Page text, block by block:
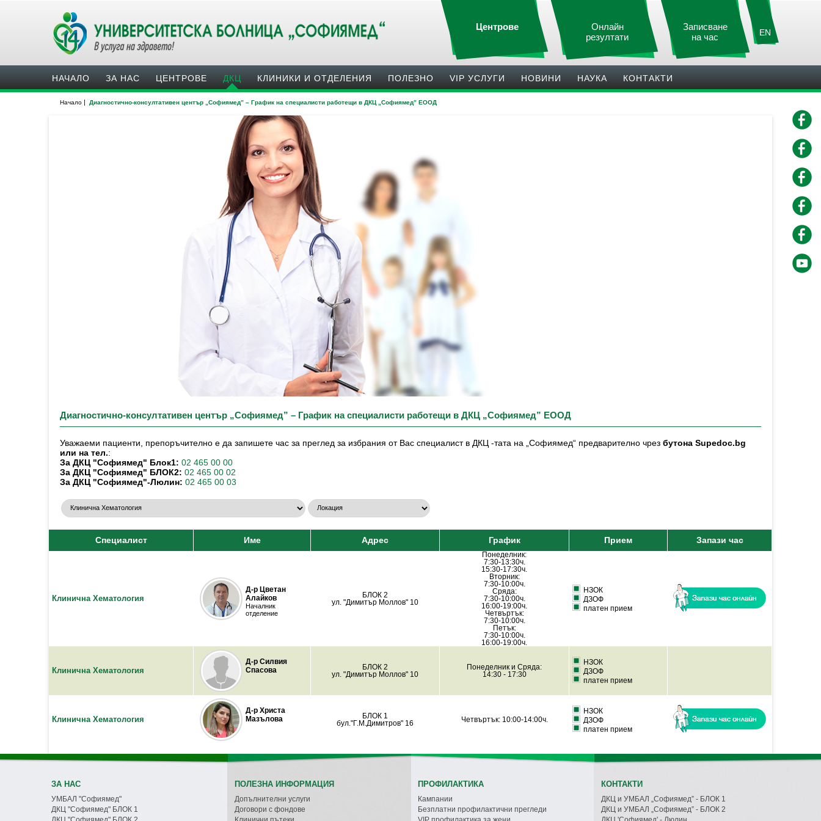
EN
Записване
на час
Онлайн
резултати
Центрове
НАЧАЛО ЗА НАС ЦЕНТРОВЕ ДКЦ КЛИНИКИ И ОТДЕЛЕНИЯ ПОЛЕЗНO VIP УСЛУГИ НОВИНИ НАУКА КОНТАКТИ
Начало | Диагностично-консултативен център „Софиямед” – График на специалисти работещи в ДКЦ „Софиямед” ЕООД
Диагностично-консултативен център „Софиямед” – График на специалисти работещи в ДКЦ „Софиямед” ЕООД
Уважаеми пациенти, препоръчително е да запишете час за преглед за избрания от Вас специалист в ДКЦ -тата на „Софиямед“ предварително чрез бутона Supedoc.bg
или на тел.:
За ДКЦ "Софиямед" Блок1: 02 465 00 00
За ДКЦ "Софиямед" БЛОК2: 02 465 00 02
За ДКЦ "Софиямед"-Люлин: 02 465 00 03
Специалист Име Адрес График Прием Запази час
Клинична Хематология
Д-р Цветан
Алайков
Началник
отделение
БЛОК 2
ул. "Димитър Моллов" 10
Понеделник:
7:30-13:30ч.
15:30-17:30ч.
Вторник:
7:30-10:00ч.
Сряда:
7:30-10:00ч.
16:00-19:00ч.
Четвъртък:
7:30-10:00ч.
Петък:
7:30-10:00ч.
16:00-19:00ч.
НЗОК
ДЗОФ
платен прием
Клинична Хематология
Д-р Силвия
Спасова
БЛОК 2
ул. "Димитър Моллов" 10
Понеделник и Сряда:
14:30 - 17:30
НЗОК
ДЗОФ
платен прием
Клинична Хематология
Д-р Христа
Мазълова
БЛОК 1
бул."Г.М.Димитров" 16
Четвъртък: 10:00-14:00ч.
НЗОК
ДЗОФ
платен прием
ЗА НАС
УМБАЛ "Софиямед"
ДКЦ "Софиямед" БЛОК 1
ПОЛЕЗНА ИНФОРМАЦИЯ
Допълнителни услуги
Договори с фондове
ПРОФИЛАКТИКА
Кампании
Безплатни профилактични прегледи
КОНТАКТИ
ДКЦ и УМБАЛ „Софиямед” - БЛОК 1
ДКЦ и УМБАЛ „Софиямед” - БЛОК 2